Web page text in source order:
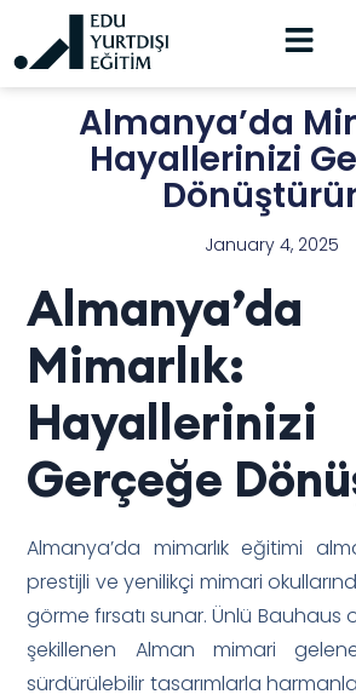
Almanya’da
Hayallerinizi
January 4, 2025
Almanya’da
Mimarlık:
Hayallerinizi
Gerçeğe
Almanya’da mimarlık eğitimi
prestijli ve yenilikçi mimari
görme fırsatı sunar. Ünlü Bauhaus
şekillenen Alman mimari
sürdürülebilir tasarımlarla